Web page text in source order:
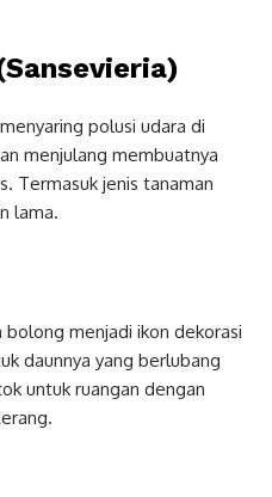
polusi udara di
menjulang membuatnya
Termasuk jenis tanaman
lama.
menjadi ikon dekorasi
daunnya yang berlubang
untuk ruangan dengan